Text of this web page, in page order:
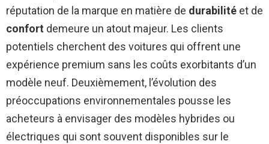
réputation de la marque en matière de durabilité et de
confort demeure un atout majeur. Les clients
potentiels cherchent des voitures qui offrent une
expérience premium sans les coûts exorbitants d’un
modèle neuf. Deuxièmement, l’évolution des
préoccupations environnementales pousse les
acheteurs à envisager des modèles hybrides ou
électriques qui sont souvent disponibles sur le